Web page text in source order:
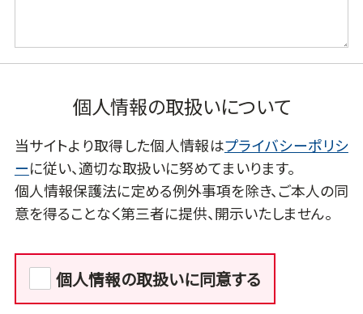
個人情報の取扱いについて
当サイトより取得した個人情報はプライバシーポリシ
ーに従い、適切な取扱いに努めてまいります。
個人情報保護法に定める例外事項を除き、ご本人の同
意を得ることなく第三者に提供、開示いたしません。
個人情報の取扱いに同意する